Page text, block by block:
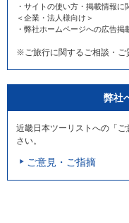
・サイトの使い方・掲載情報に
＜企業・法人様向け＞
・弊社ホームページへの広告掲
※ご旅行に関するご相談・ご
弊社
近畿日本ツーリストへの「
さい。
ご意見・ご指摘